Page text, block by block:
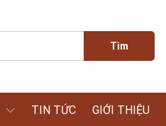
Tìm
TIN TỨC GIỚI THIỆU